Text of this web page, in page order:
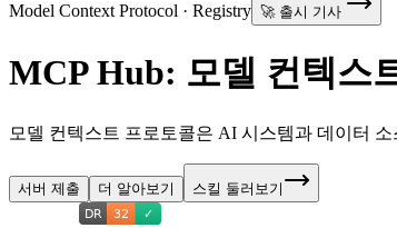
Model Context Protocol · Registry 🚀 출시 기사
MCP Hub: 모델 컨텍스
모델 컨텍스트 프로토콜은 AI 시스템과 데이터
서버 제출 더 알아보기 스킬 둘러보기